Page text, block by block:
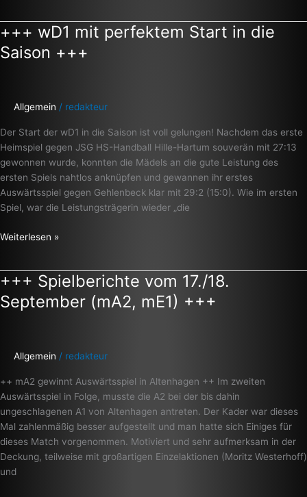
+++ wD1 mit perfektem Start in die
Saison +++
Allgemein / redakteur
Der Start der wD1 in die Saison ist voll gelungen! Nachdem das erste
Heimspiel gegen JSG HS-Handball Hille-Hartum souverän mit 27:13
gewonnen wurde, konnten die Mädels an die gute Leistung des
ersten Spiels nahtlos anknüpfen und gewannen ihr erstes
Auswärtsspiel gegen Gehlenbeck klar mit 29:2 (15:0). Wie im ersten
Spiel, war die Leistungsträgerin wieder „die
+++
wD1
mit
Saison
+++
Weiterlesen »
+++ Spielberichte vom 17./18.
September (mA2, mE1) +++
Allgemein / redakteur
++ mA2 gewinnt Auswärtsspiel in Altenhagen ++ Im zweiten
Auswärtsspiel in Folge, musste die A2 bei der bis dahin
ungeschlagenen A1 von Altenhagen antreten. Der Kader war dieses
Mal zahlenmäßig besser aufgestellt und man hatte sich Einiges für
dieses Match vorgenommen. Motiviert und sehr aufmerksam in der
Deckung, teilweise mit großartigen Einzelaktionen (Moritz Westerhoff)
und
+++
Spielberichte
vom
(mA2,
+++